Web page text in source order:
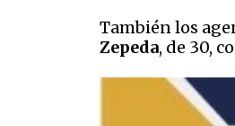
También los
Zepeda, de 30,